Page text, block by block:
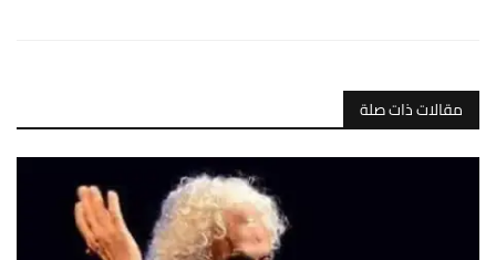
مقالات ذات صلة